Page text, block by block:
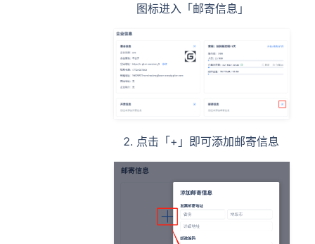
图标进入「邮寄信息」
点击「+」即可添加邮寄信息